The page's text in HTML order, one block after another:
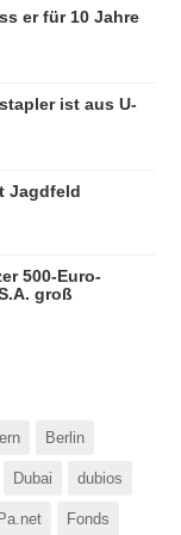
er für 10 Jahre
ist aus U-
Jagdfeld
500-Euro-
groß
Berlin
Dubai dubios
Fonds